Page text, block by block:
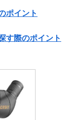
ポイント
す際のポイント